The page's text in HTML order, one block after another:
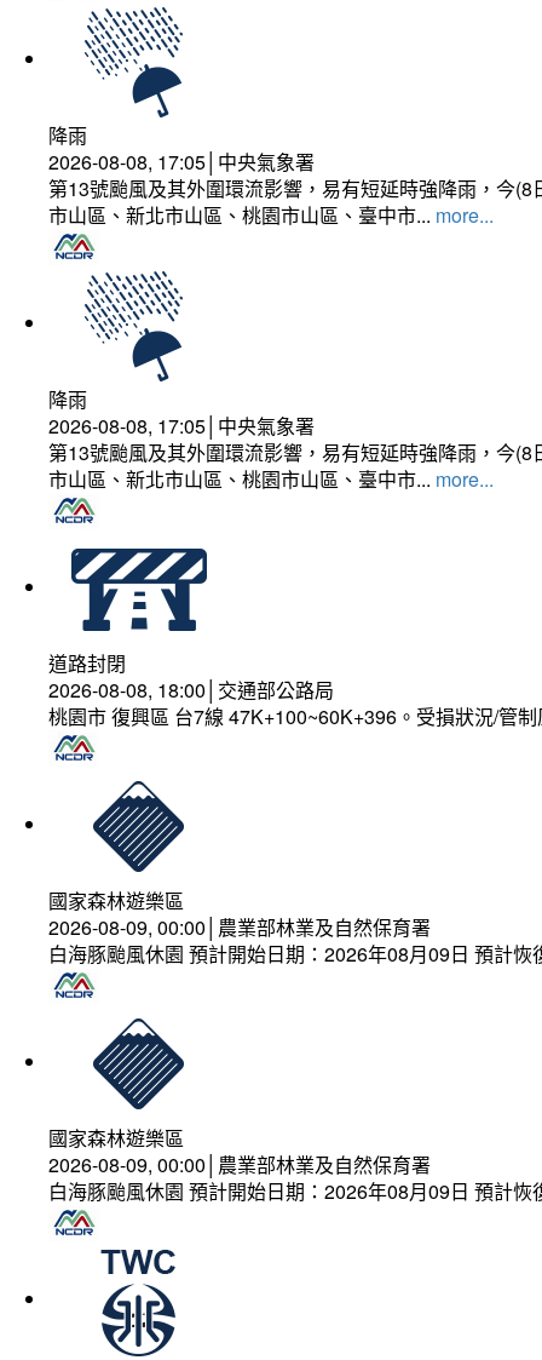
降雨
2026-08-08, 17:05│中央氣象署
第13號颱風及其外圍環流影響，易有短延時強降雨，今
市山區、新北市山區、桃園市山區、臺中市... more...
降雨
2026-08-08, 17:05│中央氣象署
第13號颱風及其外圍環流影響，易有短延時強降雨，今
市山區、新北市山區、桃園市山區、臺中市... more...
道路封閉
2026-08-08, 18:00│交通部公路局
桃園市 復興區 台7線 47K+100~60K+396。受損狀況/管
國家森林遊樂區
2026-08-09, 00:00│農業部林業及自然保育署
白海豚颱風休園 預計開始日期：2026年08月09日 預計
國家森林遊樂區
2026-08-09, 00:00│農業部林業及自然保育署
白海豚颱風休園 預計開始日期：2026年08月09日 預計